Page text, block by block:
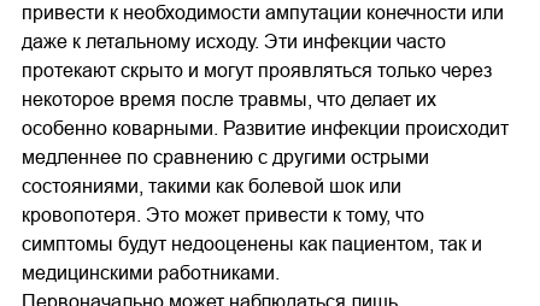
привести к необходимости ампутации конечности или
даже к летальному исходу. Эти инфекции часто
протекают скрыто и могут проявляться только через
некоторое время после травмы, что делает их
особенно коварными. Развитие инфекции происходит
медленнее по сравнению с другими острыми
состояниями, такими как болевой шок или
кровопотеря. Это может привести к тому, что
симптомы будут недооценены как пациентом, так и
медицинскими работниками.
Первоначально может наблюдаться лишь